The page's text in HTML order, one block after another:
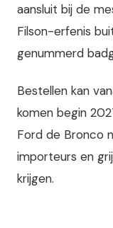
aansluit bij de
Filson-erfenis
genummerd
Bestellen kan
komen begin
Ford de Bronco
importeurs en
krijgen.